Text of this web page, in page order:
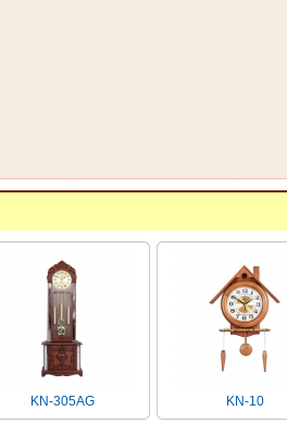
KN-305AG KN-10